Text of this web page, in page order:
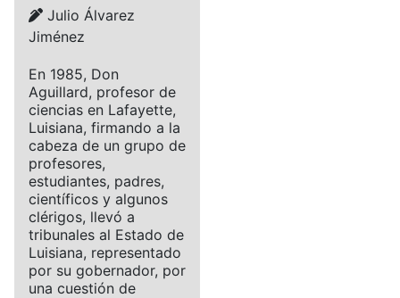
Details
Julio Álvarez
Jiménez
En 1985, Don
Aguillard, profesor de
ciencias en Lafayette,
Luisiana, firmando a la
cabeza de un grupo de
profesores,
estudiantes, padres,
científicos y algunos
clérigos, llevó a
tribunales al Estado de
Luisiana, representado
por su gobernador, por
una cuestión de